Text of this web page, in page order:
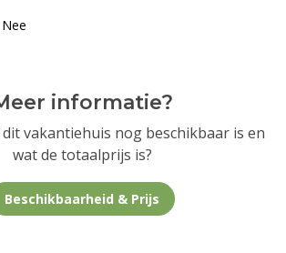
informatie?
vakantiehuis nog beschikbaar is en
wat de totaalprijs is?
Beschikbaarheid & Prijs